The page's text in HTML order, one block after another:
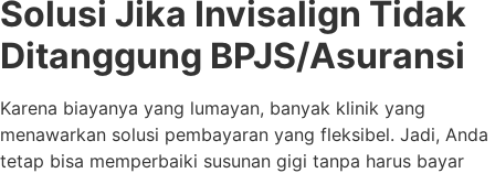
Solusi Jika Invisalign Tidak
Ditanggung BPJS/Asuransi
Karena biayanya yang lumayan, banyak klinik yang
menawarkan solusi pembayaran yang fleksibel. Jadi, Anda
tetap bisa memperbaiki susunan gigi tanpa harus bayar